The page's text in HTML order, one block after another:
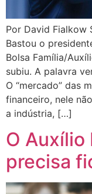
Por David Fialkow
Bastou o
Bolsa Família/
subiu. A palavra
O “mercado” das
financeiro, nele
a indústria, […]
O Auxílio
precisa